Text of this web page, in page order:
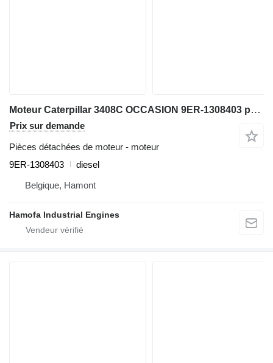
Moteur Caterpillar 3408C OCCASION 9ER-1308403 pour matériel de TP
Prix sur demande
Pièces détachées de moteur - moteur
9ER-1308403
diesel
Belgique, Hamont
Hamofa Industrial Engines